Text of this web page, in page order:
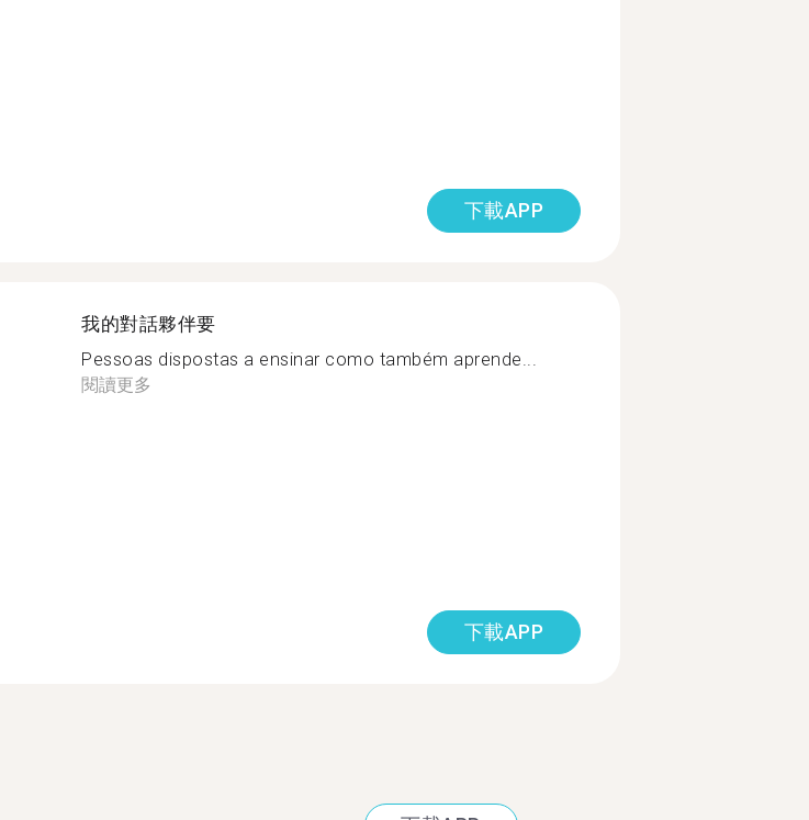
下載APP
我的對話夥伴要
Pessoas dispostas a ensinar como também aprende...
閱讀更多
下載APP